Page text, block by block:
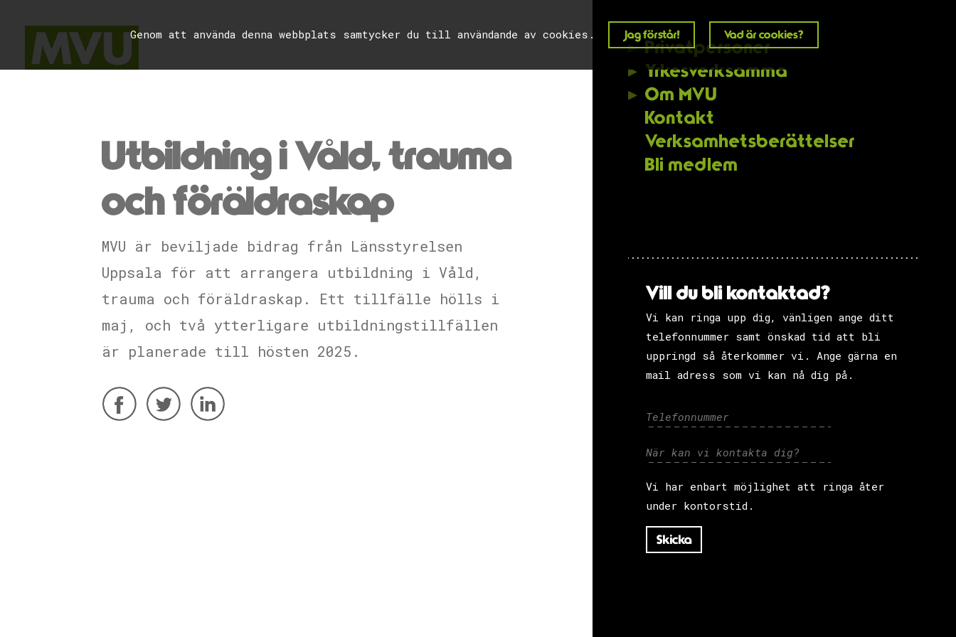
Genom att använda denna webbplats samtycker du till användande av cookies. Jag förstår! Vad är cookies?
Utbildning i Våld, trauma
och föräldraskap
MVU är beviljade bidrag från Länsstyrelsen
Uppsala för att arrangera utbildning i Våld,
trauma och föräldraskap. Ett tillfälle hölls i
maj, och två ytterligare utbildningstillfällen
är planerade till hösten 2025.
Privatpersoner
Yrkesverksamma
Om MVU
Kontakt
Verksamhets­berättelser
Bli medlem
Vill du bli kontaktad?
Vi kan ringa upp dig, vänligen ange ditt
telefonnummer samt önskad tid att bli
uppringd så återkommer vi. Ange gärna en
mail adress som vi kan nå dig på.
Vi har enbart möjlighet att ringa åter
under kontorstid.